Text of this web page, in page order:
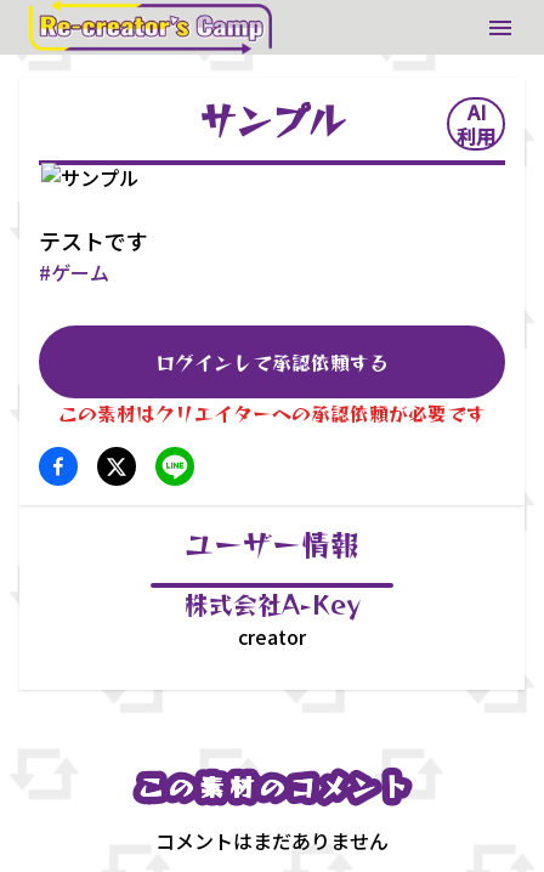
サンプル
AI
利用
テストです
#ゲーム
ログインして承認依頼する
この素材はクリエイターへの承認依頼が必要です
ユーザー情報
株式会社A-Key
creator
この素材のコメント
この素材のコメント
コメントはまだありません